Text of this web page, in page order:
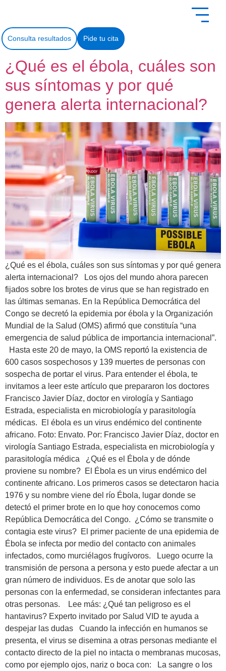
Consulta resultados Pide tu cita
¿Qué es el ébola, cuáles son
sus síntomas y por qué
genera alerta internacional?
¿Qué es el ébola, cuáles son sus síntomas y por qué genera
alerta internacional? Los ojos del mundo ahora parecen
fijados sobre los brotes de virus que se han registrado en
las últimas semanas. En la República Democrática del
Congo se decretó la epidemia por ébola y la Organización
Mundial de la Salud (OMS) afirmó que constituía “una
emergencia de salud pública de importancia internacional”.
Hasta este 20 de mayo, la OMS reportó la existencia de
600 casos sospechosos y 139 muertes de personas con
sospecha de portar el virus. Para entender el ébola, te
invitamos a leer este artículo que prepararon los doctores
Francisco Javier Díaz, doctor en virología y Santiago
Estrada, especialista en microbiología y parasitología
médicas. El ébola es un virus endémico del continente
africano. Foto: Envato. Por: Francisco Javier Díaz, doctor en
virología Santiago Estrada, especialista en microbiología y
parasitología médica ¿Qué es el Ébola y de dónde
proviene su nombre? El Ébola es un virus endémico del
continente africano. Los primeros casos se detectaron hacia
1976 y su nombre viene del río Ébola, lugar donde se
detectó el primer brote en lo que hoy conocemos como
República Democrática del Congo. ¿Cómo se transmite o
contagia este virus? El primer paciente de una epidemia de
Ébola se infecta por medio del contacto con animales
infectados, como murciélagos frugívoros. Luego ocurre la
transmisión de persona a persona y esto puede afectar a un
gran número de individuos. Es de anotar que solo las
personas con la enfermedad, se consideran infectantes para
otras personas. Lee más: ¿Qué tan peligroso es el
hantavirus? Experto invitado por Salud VID te ayuda a
despejar las dudas Cuando la infección en humanos se
presenta, el virus se disemina a otras personas mediante el
contacto directo de la piel no intacta o membranas mucosas,
como por ejemplo ojos, nariz o boca con: La sangre o los